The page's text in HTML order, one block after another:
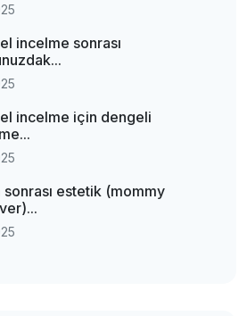
incelme sonrası
incelme için dengeli
sonrası estetik (mommy